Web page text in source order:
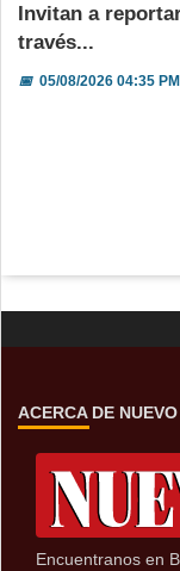
Invitan a
través...
📅05/08/2026 04:35 PM
ACERCA DE
Encuentranos en